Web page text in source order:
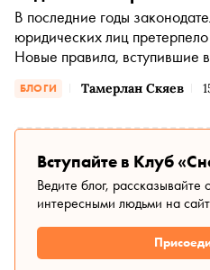
БЛОГИ Тамерлан Скяев
В последние годы
юридических лиц
Новые правила, вступившие
интересов как бизнеса, так
Ириной Савельевой
влияние на бизнес-процессы
Вступайте в Клуб
Ведите блог, рассказывайте
интересными людьми на